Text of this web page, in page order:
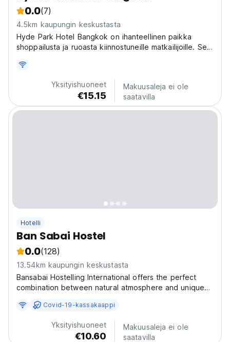
0.0(7)
4.5km kaupungin keskustasta
Hyde Park Hotel Bangkok on ihanteellinen paikka
shoppailusta ja ruoasta kiinnostuneille matkailijoille. Se
ostoskeskuksesta.
Yksityishuoneet
€15.15
Makuusaleja ei ole
saatavilla
Hotelli
Ban Sabai Hostel
0.0(128)
13.54km kaupungin keskustasta
Bansabai Hostelling International offers the perfect
combination between natural atmosphere and unique
Hostelling International one of the best hostels in
Thailand, is a member of Hostelling International...
Covid-19-kassakaappi
Yksityishuoneet
€10.60
Makuusaleja ei ole
saatavilla